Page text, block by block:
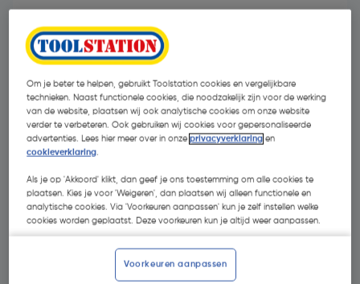
€ 6,22| Excl. btw € 5,14€ 0,01/m
Om je beter te helpen, gebruikt Toolstation cookies en vergelijkbare
technieken. Naast functionele cookies, die noodzakelijk zijn voor de werking
van de website, plaatsen wij ook analytische cookies om onze website
verder te verbeteren. Ook gebruiken wij cookies voor gepersonaliseerde
advertenties. Lees hier meer over in onzeprivacyverklaring en
cookieverklaring.
Als je op 'Akkoord' klikt, dan geef je ons toestemming om alle cookies te
plaatsen. Kies je voor 'Weigeren', dan plaatsen wij alleen functionele en
analytische cookies. Via 'Voorkeuren aanpassen' kun je zelf instellen welke
cookies worden geplaatst. Deze voorkeuren kun je altijd weer aanpassen.
Voorkeuren aanpassen